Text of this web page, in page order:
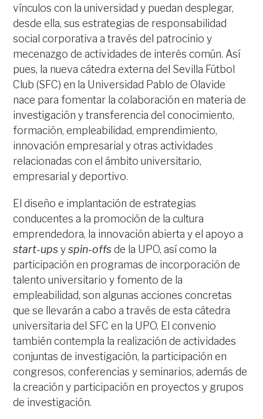
vínculos con la universidad y puedan desplegar,
desde ella, sus estrategias de responsabilidad
social corporativa a través del patrocinio y
mecenazgo de actividades de interés común. Así
pues, la nueva cátedra externa del Sevilla Fútbol
Club (SFC) en la Universidad Pablo de Olavide
nace para fomentar la colaboración en materia de
investigación y transferencia del conocimiento,
formación, empleabilidad, emprendimiento,
innovación empresarial y otras actividades
relacionadas con el ámbito universitario,
empresarial y deportivo.
El diseño e implantación de estrategias
conducentes a la promoción de la cultura
emprendedora, la innovación abierta y el apoyo a
start-upsyspin-offsde la UPO, así como la
participación en programas de incorporación de
talento universitario y fomento de la
empleabilidad, son algunas acciones concretas
que se llevarán a cabo a través de esta cátedra
universitaria del SFC en la UPO. El convenio
también contempla la realización de actividades
conjuntas de investigación, la participación en
congresos, conferencias y seminarios, además de
la creación y participación en proyectos y grupos
de investigación.